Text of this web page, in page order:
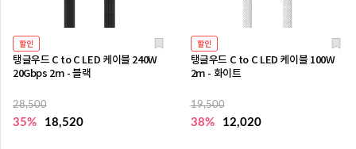
할인
탱글우드 C to C LED 케이블 240W
20Gbps 2m - 블랙
28,500
35% 18,520
할인
탱글우드 C to C LED 케이블 100W
2m - 화이트
19,500
38% 12,020